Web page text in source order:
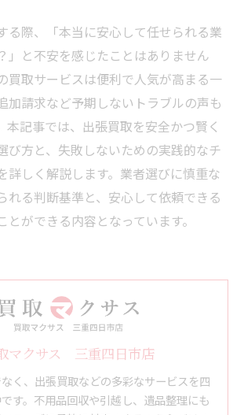
る際、「本当に安心して任せられる業
」と不安を感じたことはありません
買取サービスは便利で人気が高まる一
加請求など予期しないトラブルの声も
本記事では、出張買取を安全かつ賢く
び方と、失敗しないための実践的なチ
詳しく解説します。業者選びに慎重な
れる判断基準と、安心して依頼できる
とができる内容となっています。
マクサス 三重四日市店
く、出張買取などの多彩なサービスを四
す。不用品回収や引越し、遺品整理にも